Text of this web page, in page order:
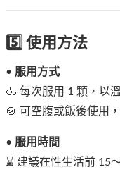
5️⃣ 使用方法
• 服用方式
🍶 每次服用 1 顆，以
🍲 可空腹或飯後使用
• 服用時間
⌛ 建議在性生活前 15